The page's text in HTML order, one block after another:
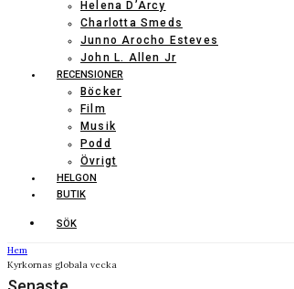
Helena D’Arcy
Charlotta Smeds
Junno Arocho Esteves
John L. Allen Jr
RECENSIONER
Böcker
Film
Musik
Podd
Övrigt
HELGON
BUTIK
SÖK
Hem
Kyrkornas globala vecka